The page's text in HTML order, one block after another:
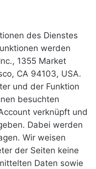
des Dienstes
werden
1355 Market
CA 94103, USA.
und der Funktion
besuchten
verknüpft und
Dabei werden
Wir weisen
der Seiten keine
Daten sowie